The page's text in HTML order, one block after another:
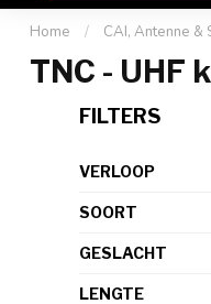
Home / CAI, Antenne &
TNC - UHF
FILTERS
VERLOOP
SOORT
GESLACHT
LENGTE